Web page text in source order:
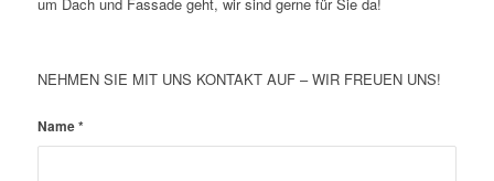
NEHMEN SIE MIT UNS KONTAKT AUF – WIR FREUEN UNS!
Name*